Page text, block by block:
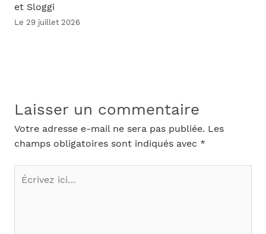
et Sloggi
Le 29 juillet 2026
Laisser un commentaire
Votre adresse e-mail ne sera pas publiée. Les
champs obligatoires sont indiqués avec *
Écrivez
ici…